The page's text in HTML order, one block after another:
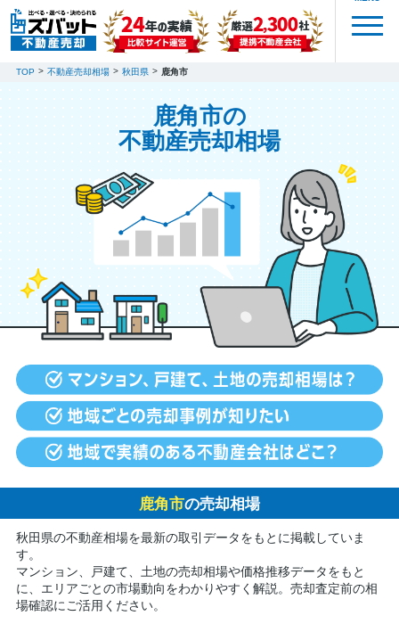
TOP 不動産売却相場 秋田県 鹿角市
鹿角市の
不動産売却相場
鹿角市の売却相場
秋田県の不動産相場を最新の取引データをもとに掲載していま
す。
マンション、戸建て、土地の売却相場や価格推移データをもと
に、エリアごとの市場動向をわかりやすく解説。売却査定前の相
場確認にご活用ください。